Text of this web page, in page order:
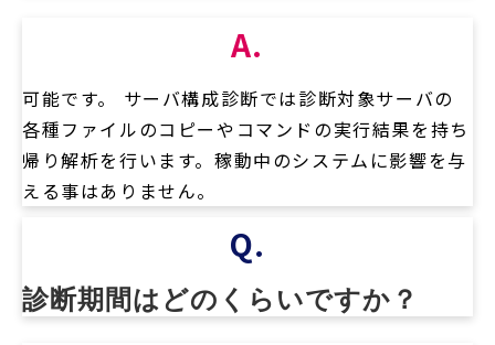
A.
可能です。 サーバ構成診断では診断対象サーバの
各種ファイルのコピーやコマンドの実行結果を持ち
帰り解析を行います。稼動中のシステムに影響を与
える事はありません。
Q.
診断期間はどのくらいですか？